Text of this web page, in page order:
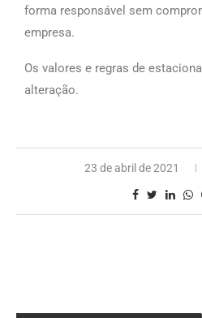
forma responsável sem
empresa.
Os valores e regras de
alteração.
23 de abril de 2021